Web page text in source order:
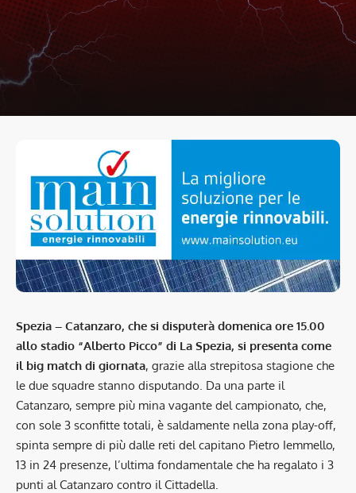
Spezia – Catanzaro, che si disputerà domenica ore 15.00
allo stadio “Alberto Picco” di La Spezia, si presenta come
il big match di giornata, grazie alla strepitosa stagione che
le due squadre stanno disputando. Da una parte il
Catanzaro, sempre più mina vagante del campionato, che,
con sole 3 sconfitte totali, è saldamente nella zona play-off,
spinta sempre di più dalle reti del capitano Pietro Iemmello,
13 in 24 presenze, l’ultima fondamentale che ha regalato i 3
punti al Catanzaro contro il Cittadella.